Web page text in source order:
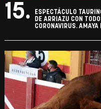
15.
ESPECTÁCULO
DE ARRIAZU CON
CORONAVIRUS. AMAYA